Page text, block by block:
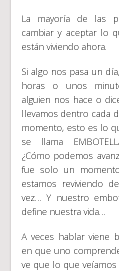
La mayoría de las
cambiar y aceptar lo
están viviendo ahora.
Si algo nos pasa un
horas o unos
alguien nos hace o
llevamos dentro cada
momento, esto es lo
se llama
¿Cómo podemos
fue solo un
estamos reviviendo
vez… Y nuestro
define nuestra vida…
A veces hablar viene
en que uno
ve que lo que